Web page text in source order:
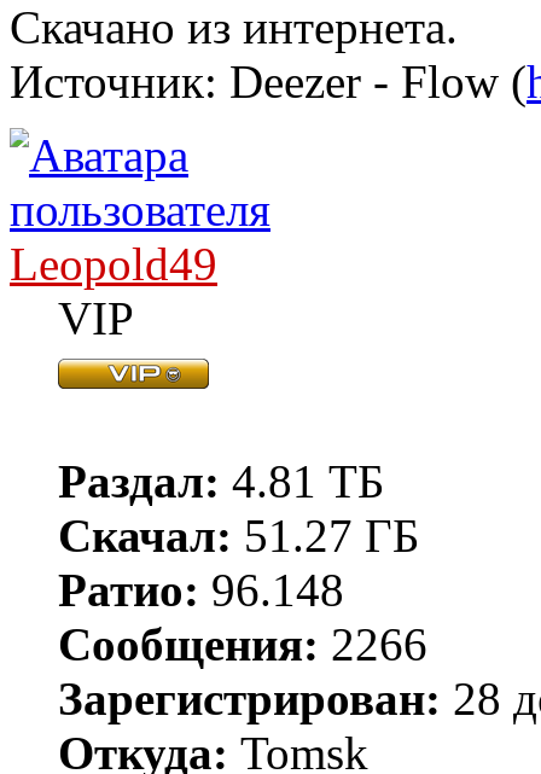
Скачано из интернета.
Источник: Deezer - Flow (
Leopold49
VIP
Раздал: 4.81 ТБ
Скачал: 51.27 ГБ
Ратио: 96.148
Сообщения: 2266
Зарегистрирован: 28
Откуда: Tomsk